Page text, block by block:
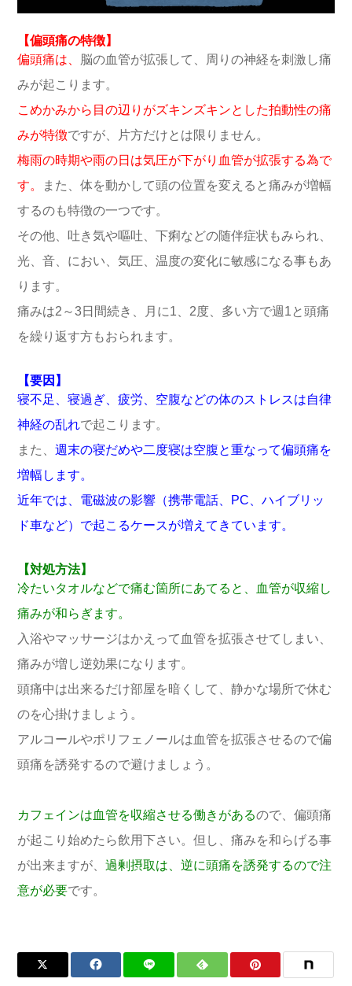
【偏頭痛の特徴】
偏頭痛は、
脳の血管が拡張して、周りの神経を刺激し痛
みが起こります。
こめかみから目の辺りがズキンズキンとした拍動性の痛
みが特徴ですが、片方だけとは限りません。
梅雨の時期や雨の日は気圧が下がり血管が拡張する為で
す。
また、体を動かして頭の位置を変えると痛みが増幅
するのも特徴の一つです。
その他、吐き気や嘔吐、下痢などの随伴症状もみられ、
光、音、におい、気圧、温度の変化に敏感になる事もあ
ります。
痛みは2～3日間続き、月に1、2度、多い方で週1と頭痛
を繰り返す方もおられます。
【要因】
寝不足、寝過ぎ、疲労、空腹などの体のストレスは自律
神経の乱れで起こります。
また、 週末の寝だめや二度寝は空腹と重なって偏頭痛を
増幅します。
近年では、電磁波の影響（携帯電話、PC、ハイブリッ
ド車など）で起こるケースが増えてきています。
【対処方法】
冷たいタオルなどで痛む箇所にあてると、血管が収縮し
痛みが和らぎます。
入浴やマッサージはかえって血管を拡張させてしまい、
痛みが増し逆効果になります。
頭痛中は出来るだけ部屋を暗くして、静かな場所で休む
のを心掛けましょう。
アルコールやポリフェノールは血管を拡張させるので偏
頭痛を誘発するので避けましょう。
カフェインは血管を収縮させる働きがあるので、偏頭痛
が起こり始めたら飲用下さい。但し、痛みを和らげる事
が出来ますが、 過剰摂取は、逆に頭痛を誘発するので注
意が必要です。